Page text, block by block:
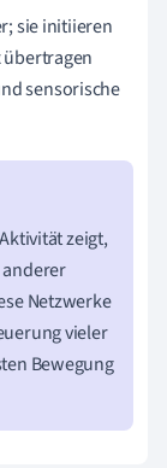
sie initiieren
übertragen
sensorische
zeigt,
anderer
Netzwerke
vieler
Bewegung